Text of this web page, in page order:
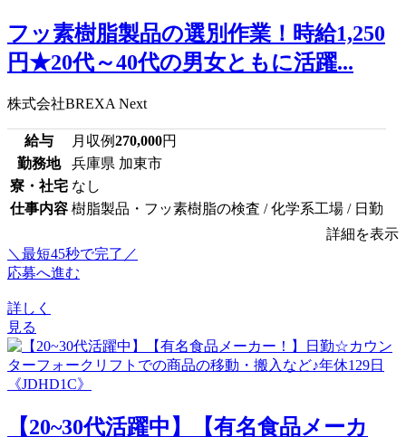
フッ素樹脂製品の選別作業！時給1,250
円★20代～40代の男女ともに活躍...
株式会社BREXA Next
給与 月収例270,000円
勤務地
兵庫県 加東市
寮・社宅 なし
仕事内容 樹脂製品・フッ素樹脂の検査 / 化学系工場 / 日勤
詳細を表示
＼最短45秒で完了／
応募へ進む
詳しく
見る
【20~30代活躍中】【有名食品メーカ